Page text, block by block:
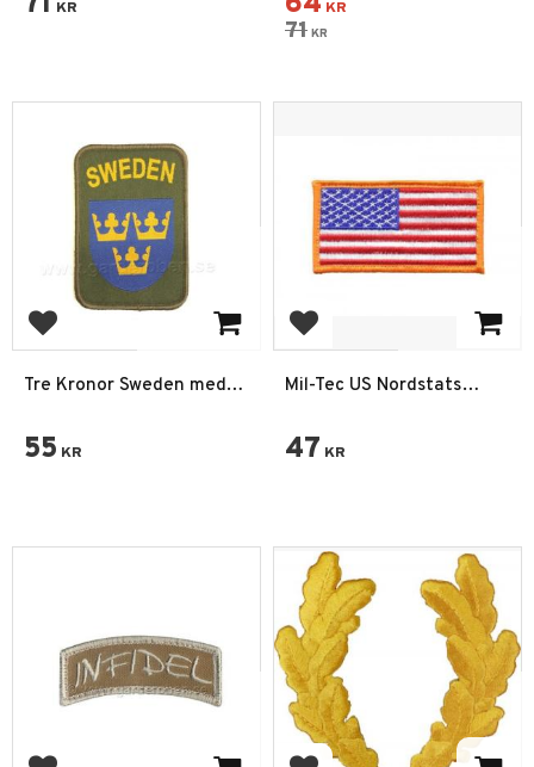
KR KR
71 KR
Add to favorites
Tre Kronor Sweden med
55 KR
Add to favorites
Mil-Tec US Nordstats
47 KR